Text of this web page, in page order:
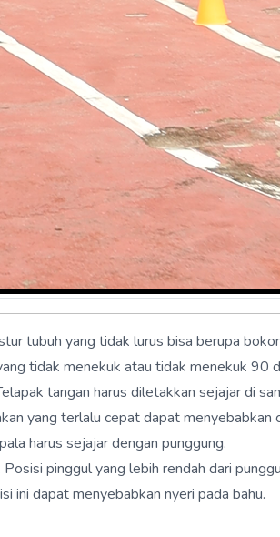
tubuh yang tidak lurus bisa berupa
tidak menekuk atau tidak menekuk
tangan harus diletakkan sejajar di
yang terlalu cepat dapat menyebabkan
harus sejajar dengan punggung.
pinggul yang lebih rendah dari
ini dapat menyebabkan nyeri pada bahu.